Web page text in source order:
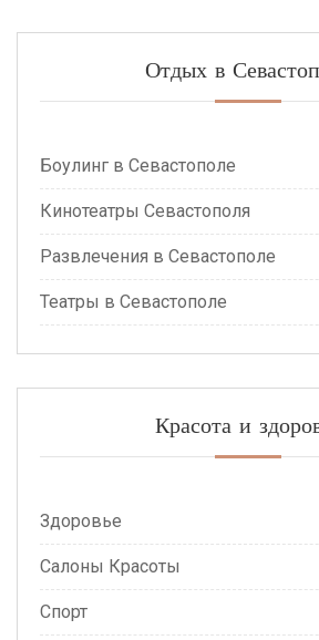
Отдых в
Боулинг в Севастополе
Кинотеатры Севастополя
Развлечения в Севастополе
Театры в Севастополе
Красота и
Здоровье
Салоны Красоты
Спорт